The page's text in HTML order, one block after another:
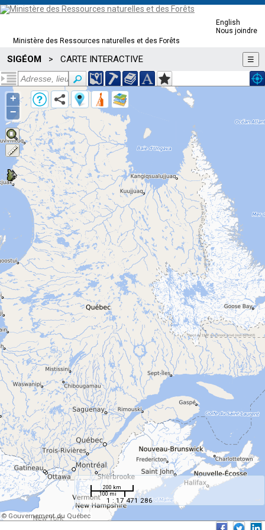
Ministère des Ressources naturelles et des Forêts
English
Nous joindre
SIGÉOM > CARTE INTERACTIVE ☰
200 km
100 mi
1 : 17 471 286
© Gouvernement du Québec
+
−